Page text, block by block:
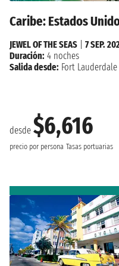
Caribe: Estados
desde $6,616
precio por persona Tasas portuarias
JEWEL OF THE SEAS
7 SEP.
Duración: 4 noches
Salida desde: Fort Lauderdale